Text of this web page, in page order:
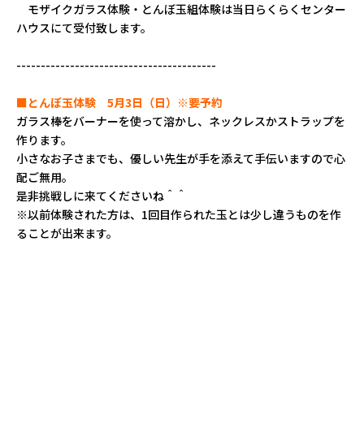
モザイクガラス体験・とんぼ玉組体験は当日らくらくセンター
ハウスにて受付致します。
-----------------------------------------
■とんぼ玉体験 5月3日（日）※要予約
ガラス棒をバーナーを使って溶かし、ネックレスかストラップを
作ります。
小さなお子さまでも、優しい先生が手を添えて手伝いますので心
配ご無用。
是非挑戦しに来てくださいね＾＾
※以前体験された方は、1回目作られた玉とは少し違うものを作
ることが出来ます。